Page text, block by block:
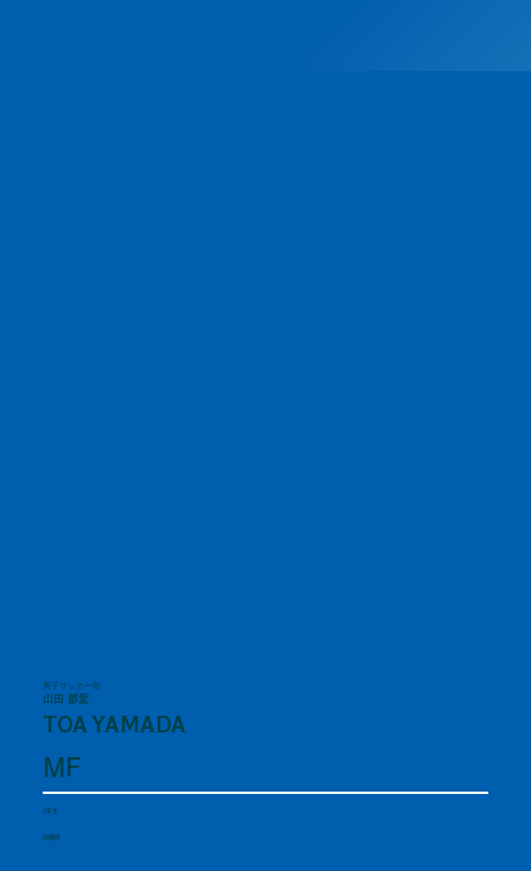
男子サッカー部
山田 都愛
TOA YAMADA
MF
2年生
沖縄県